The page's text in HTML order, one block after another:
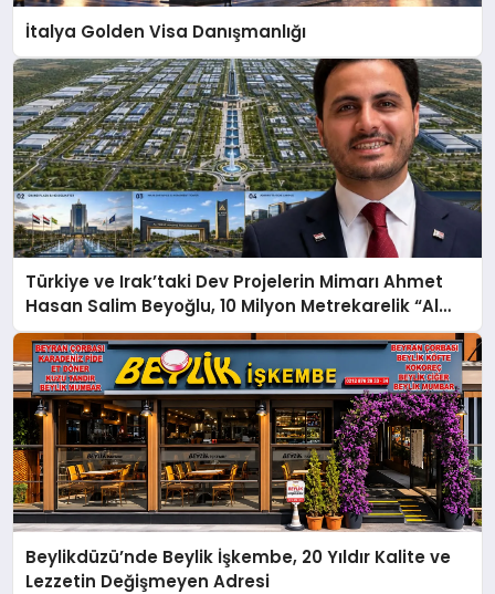
İtalya Golden Visa Danışmanlığı
Türkiye ve Irak’taki Dev Projelerin Mimarı Ahmet
Hasan Salim Beyoğlu, 10 Milyon Metrekarelik “Al
Yusuf Holding Industrial City” Projesini Hayata
Geçirecek
Beylikdüzü’nde Beylik İşkembe, 20 Yıldır Kalite ve
Lezzetin Değişmeyen Adresi